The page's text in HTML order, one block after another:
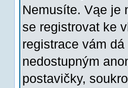
Nemusíte. Vąe je
se registrovat ke
registrace vám
nedostupným
postavičky,